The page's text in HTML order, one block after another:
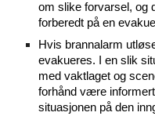
om slike forvarsel, og
forberedt på en
Hvis brannalarm
evakueres. I en slik
med vaktlaget og
forhånd være
situasjonen på den